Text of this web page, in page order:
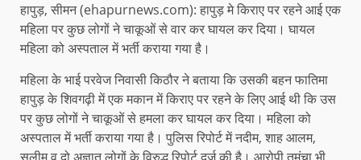
हापुड़, सीमन (ehapurnews.com): हापुड़ मे किराए पर रहने आई एक
महिला पर कुछ लोगों ने चाकूओं से वार कर घायल कर दिया। घायल
महिला को अस्पताल में भर्ती कराया गया है।
महिला के भाई परवेज निवासी किठौर ने बताया कि उसकी बहन फातिमा
हापुड़ के शिवगढ़ी में एक मकान में किराए पर रहने के लिए आई थी कि उस
पर कुछ लोगों ने चाकूओं से हमला कर घायल कर दिया। महिला को
अस्पताल में भर्ती कराया गया है। पुलिस रिपोर्ट में नदीम, शाह आलम,